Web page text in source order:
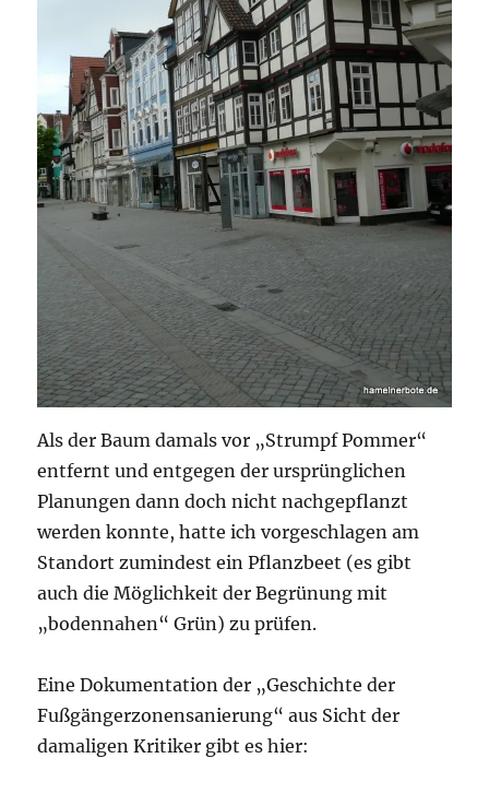
Als der Baum damals vor „Strumpf Pommer“
entfernt und entgegen der ursprünglichen
Planungen dann doch nicht nachgepflanzt
werden konnte, hatte ich vorgeschlagen am
Standort zumindest ein Pflanzbeet (es gibt
auch die Möglichkeit der Begrünung mit
„bodennahen“ Grün) zu prüfen.
Eine Dokumentation der „Geschichte der
Fußgängerzonensanierung“ aus Sicht der
damaligen Kritiker gibt es hier: